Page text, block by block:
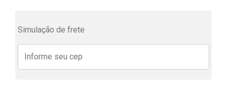
Simulação de frete